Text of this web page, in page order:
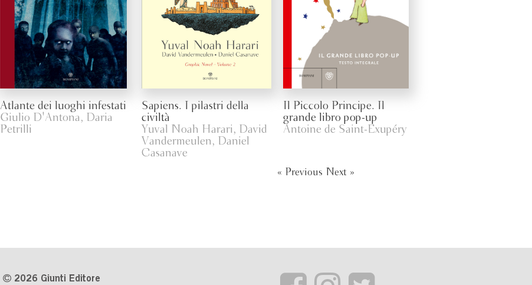
Atlante dei luoghi infestati
Giulio D'Antona, Daria
Petrilli
Sapiens. I pilastri della
civiltà
Yuval Noah Harari, David
Vandermeulen, Daniel
Casanave
Il Piccolo Principe. Il
grande libro pop-up
Antoine de Saint-Exupéry
« Previous Next »
2026 Giunti Editore